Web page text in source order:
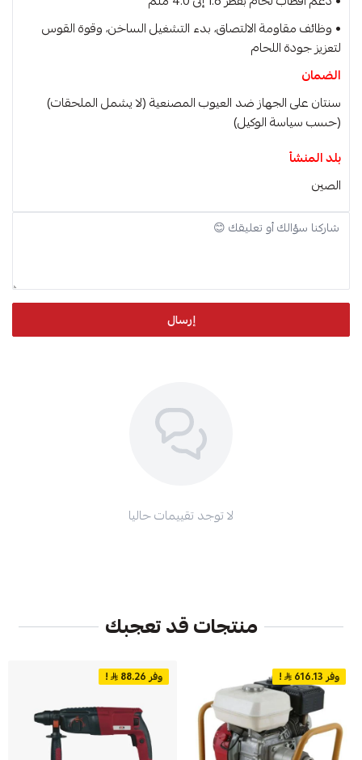
• وظائف مقاومة الالتصاق، بدء التشغيل الساخن، وقوة القوس
لتعزيز جودة اللحام
الضمان
سنتان على الجهاز ضد العيوب المصنعية (لا يشمل الملحقات)
(حسب سياسة الوكيل)
بلد المنشأ
الصين
إرسال
لا توجد تقييمات حاليا
منتجات قد تعجبك
وفر 616.13 ! وفر 88.26 !